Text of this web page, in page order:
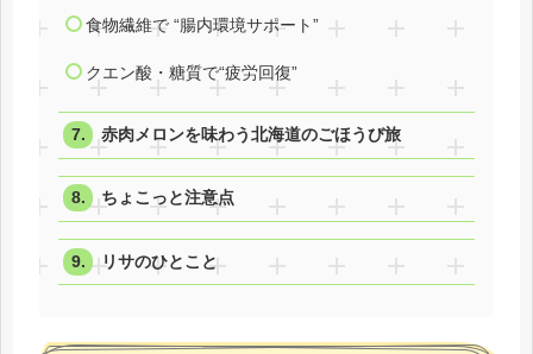
食物繊維で “腸内環境サポート”
クエン酸・糖質で“疲労回復”
赤肉メロンを味わう北海道のごほうび旅
ちょこっと注意点
リサのひとこと